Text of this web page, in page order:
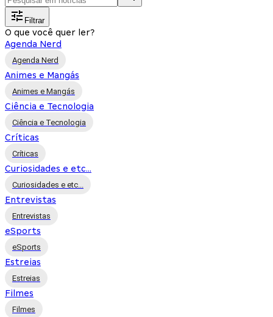
Filtrar
O que você quer ler?
Agenda Nerd
Agenda Nerd
Animes e Mangás
Animes e Mangás
Ciência e Tecnologia
Ciência e Tecnologia
Críticas
Críticas
Curiosidades e etc...
Curiosidades e etc...
Entrevistas
Entrevistas
eSports
eSports
Estreias
Estreias
Filmes
Filmes